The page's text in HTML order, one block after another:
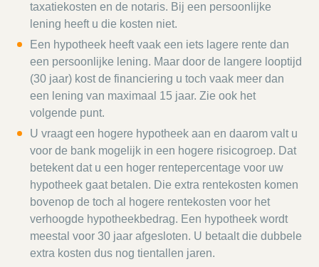
taxatiekosten en de notaris. Bij een persoonlijke
lening heeft u die kosten niet.
Een hypotheek heeft vaak een iets lagere rente dan
een persoonlijke lening. Maar door de langere looptijd
(30 jaar) kost de financiering u toch vaak meer dan
een lening van maximaal 15 jaar. Zie ook het
volgende punt.
U vraagt een hogere hypotheek aan en daarom valt u
voor de bank mogelijk in een hogere risicogroep. Dat
betekent dat u een hoger rentepercentage voor uw
hypotheek gaat betalen. Die extra rentekosten komen
bovenop de toch al hogere rentekosten voor het
verhoogde hypotheekbedrag. Een hypotheek wordt
meestal voor 30 jaar afgesloten. U betaalt die dubbele
extra kosten dus nog tientallen jaren.